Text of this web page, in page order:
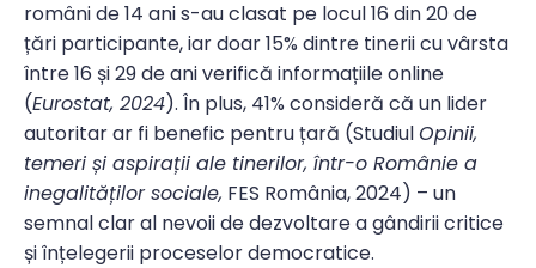
români de 14 ani s-au clasat pe locul 16 din 20 de
țări participante, iar doar 15% dintre tinerii cu vârsta
între 16 și 29 de ani verifică informațiile online
(Eurostat, 2024). În plus, 41% consideră că un lider
autoritar ar fi benefic pentru țară (StudiulOpinii,
temeri și aspirații ale tinerilor, într-o Românie a
inegalităților sociale, FES România, 2024) – un
semnal clar al nevoii de dezvoltare a gândirii critice
și înțelegerii proceselor democratice.